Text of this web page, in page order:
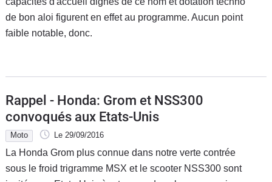
de bon aloi figurent en effet au programme. Aucun point
faible notable, donc.
Rappel - Honda: Grom et NSS300
convoqués aux Etats-Unis
Moto Le 29/09/2016
La Honda Grom plus connue dans notre verte contrée
sous le froid trigramme MSX et le scooter NSS300 sont